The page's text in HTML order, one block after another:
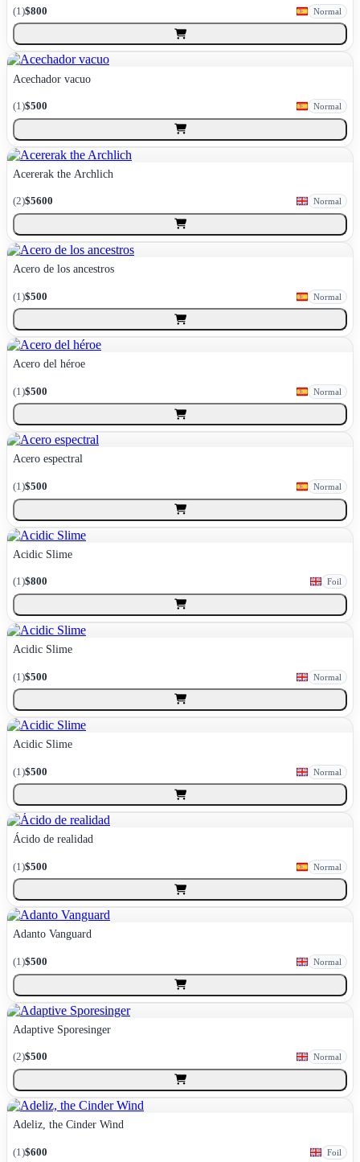
(1)$800 Normal
Acechador vacuo
(1)$500 Normal
Acererak the Archlich
(2)$5600 Normal
Acero de los ancestros
(1)$500 Normal
Acero del héroe
(1)$500 Normal
Acero espectral
(1)$500 Normal
Acidic Slime
(1)$800 Foil
Acidic Slime
(1)$500 Normal
Acidic Slime
(1)$500 Normal
Ácido de realidad
(1)$500 Normal
Adanto Vanguard
(1)$500 Normal
Adaptive Sporesinger
(2)$500 Normal
Adeliz, the Cinder Wind
(1)$600 Foil